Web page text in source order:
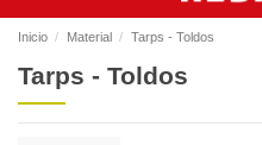
Inicio Material Tarps - Toldos
Tarps - Toldos